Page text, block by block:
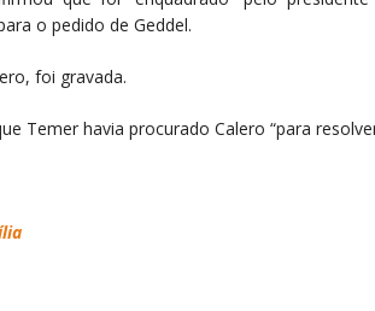
o pedido de Geddel.
foi gravada.
Temer havia procurado Calero “para